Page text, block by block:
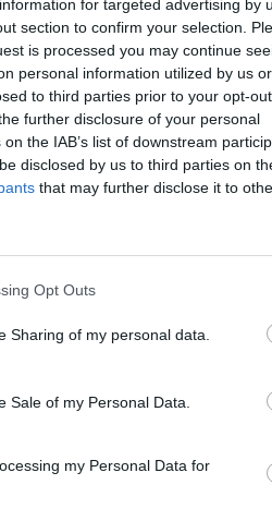
for targeted advertising by
section to confirm your selection.
is processed you may continue
personal information utilized by us or
to third parties prior to your opt-
further disclosure of your personal
the IAB’s list of downstream
disclosed by us to third parties on
that may further disclose it to
Opt Outs
Sharing of my personal data.
Sale of my Personal Data.
my Personal Data for